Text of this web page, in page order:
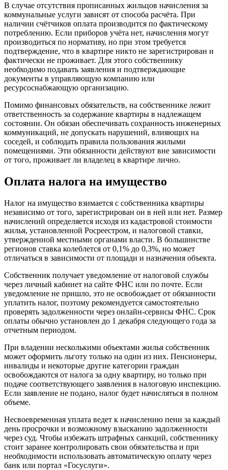
В случае отсутствия прописанных жильцов начисления за
коммунальные услуги зависят от способа расчёта. При
наличии счётчиков оплата производится по фактическому
потреблению. Если приборов учёта нет, начисления могут
производиться по нормативу, но при этом требуется
подтверждение, что в квартире никто не зарегистрирован и
фактически не проживает. Для этого собственнику
необходимо подавать заявления и подтверждающие
документы в управляющую компанию или
ресурсоснабжающую организацию.
Помимо финансовых обязательств, на собственнике лежит
ответственность за содержание квартиры в надлежащем
состоянии. Он обязан обеспечивать сохранность инженерных
коммуникаций, не допускать нарушений, влияющих на
соседей, и соблюдать правила пользования жилыми
помещениями. Эти обязанности действуют вне зависимости
от того, проживает ли владелец в квартире лично.
Оплата налога на имущество
Налог на имущество взимается с собственника квартиры
независимо от того, зарегистрирован он в ней или нет. Размер
начислений определяется исходя из кадастровой стоимости
жилья, установленной Росреестром, и налоговой ставки,
утвержденной местными органами власти. В большинстве
регионов ставка колеблется от 0,1% до 0,3%, но может
отличаться в зависимости от площади и назначения объекта.
Собственник получает уведомление от налоговой службы
через личный кабинет на сайте ФНС или по почте. Если
уведомление не пришло, это не освобождает от обязанности
уплатить налог, поэтому рекомендуется самостоятельно
проверять задолженности через онлайн-сервисы ФНС. Срок
оплаты обычно установлен до 1 декабря следующего года за
отчетным периодом.
При владении несколькими объектами жилья собственник
может оформить льготу только на один из них. Пенсионеры,
инвалиды и некоторые другие категории граждан
освобождаются от налога за одну квартиру, но только при
подаче соответствующего заявления в налоговую инспекцию.
Если заявление не подано, налог будет начисляться в полном
объеме.
Несвоевременная уплата ведет к начислению пени за каждый
день просрочки и возможному взысканию задолженности
через суд. Чтобы избежать штрафных санкций, собственнику
стоит заранее контролировать свои обязательства и при
необходимости использовать автоматическую оплату через
банк или портал «Госуслуги».